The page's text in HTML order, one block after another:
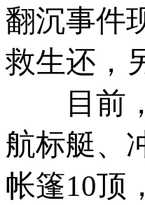
翻沉事件
救生还，
目前，
航标艇、
帐篷10顶